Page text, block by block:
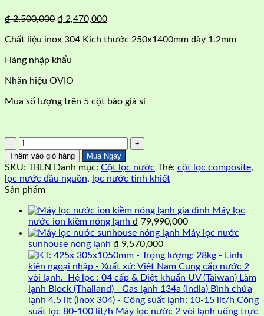
₫2,500,000 Giá
là:
₫ 2,470,000Giá
tại
Chất liệu inox 304 Kích thước 250x1400mm dày 1.2mm
Hàng nhập khẩu
Nhãn hiệu OVIO
Mua số lượng trên 5 cột báo giá sỉ
Cột
lọc
inox
số
lượng
Thêm vào giỏ hàng Mua Ngay
SKU: TBLN Danh mục: Cột lọc nước Thẻ: cột lọc composite,
lọc nước đầu nguồn, lọc nước tinh khiết
Sản phẩm
Máy lọc
nước ion kiềm nóng lạnh ₫ 79,990,000
Máy lọc nước
sunhouse nóng lạnh ₫ 9,570,000